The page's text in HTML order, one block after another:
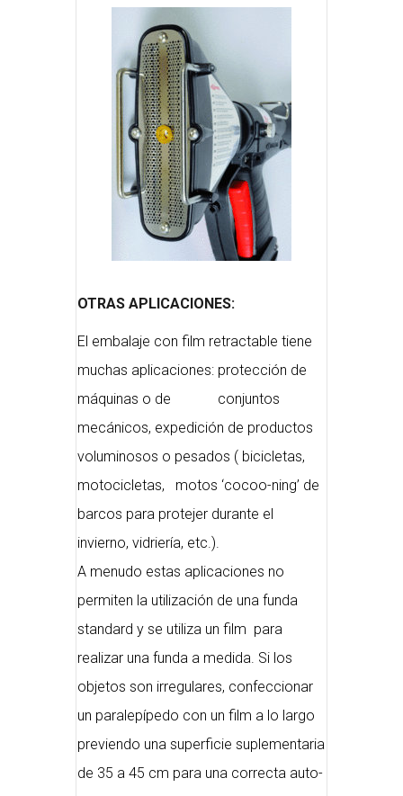
OTRAS APLICACIONES:
El embalaje con film retractable tiene
muchas aplicaciones: protección de
máquinas o de conjuntos
mecánicos, expedición de productos
voluminosos o pesados ( bicicletas,
motocicletas, motos ‘cocoo-ning’ de
barcos para protejer durante el
invierno, vidriería, etc.).
A menudo estas aplicaciones no
permiten la utilización de una funda
standard y se utiliza un film para
realizar una funda a medida. Si los
objetos son irregulares, confeccionar
un paralepípedo con un film a lo largo
previendo una superficie suplementaria
de 35 a 45 cm para una correcta auto-